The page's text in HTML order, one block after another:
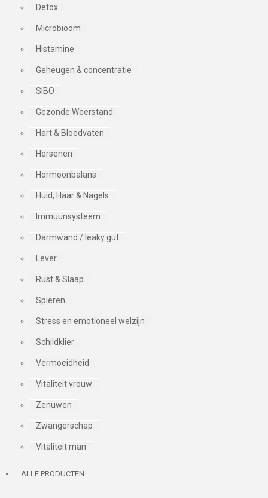
Detox
Microbioom
Histamine
Geheugen & concentratie
SIBO
Gezonde Weerstand
Hart & Bloedvaten
Hersenen
Hormoonbalans
Huid, Haar & Nagels
Immuunsysteem
Darmwand / leaky gut
Lever
Rust & Slaap
Spieren
Stress en emotioneel welzijn
Schildklier
Vermoeidheid
Vitaliteit vrouw
Zenuwen
Zwangerschap
Vitaliteit man
ALLE PRODUCTEN